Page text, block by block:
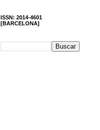
ISSN: 2014-4601
[BARCELONA]